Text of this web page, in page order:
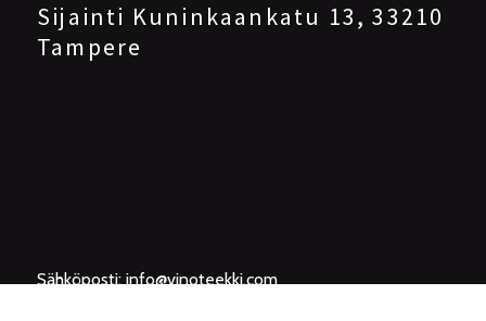
Sijainti Kuninkaankatu 13, 33210
Tampere
Sähköposti:info@vinoteekki.com